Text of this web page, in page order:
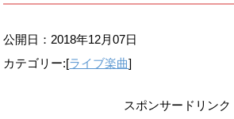
公開日： 2018年12月07日
カテゴリー:[ライブ楽曲]
スポンサードリンク